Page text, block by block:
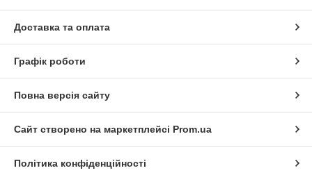
Доставка та оплата
Графік роботи
Повна версія сайту
Сайт створено на маркетплейсі Prom.ua
Політика конфіденційності